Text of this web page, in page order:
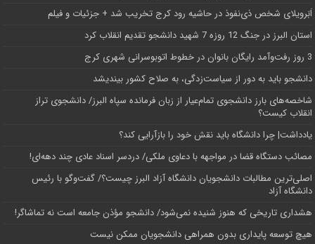
اَبَر‌ویلای شخص ذی‌نفوذ در حاشیه‌ رود کرج تخریب شد + جزئیات و فیلم
استان البرز در جنگ 12 روزه 7 شهید دانشجو تقدیم انقلاب کرد
3 روز رفت‌وآمد رایگان بانوان در خطوط اتوبوسرانی شهری کرج
دانشجو باید به دور از سیاست‌زدگی، به صلاح کشور بیندیشد
شاخصه‌های بارز دانشجوی تمام‌عیار از زبان فرمانده سپاه البرز/ دانشجوی تراز
انقلاب کیست؟
یادداشت| چرا دانشگاه باید نقش خود را بازآرایی کند؟
مصائب دستگاه قضا در مواجهه با دعاوی ملکی/ دردسر اسناد عادی چند‌ دهه‌ای!
اصلی‌ترین مطالبات دانشجویان دانشگاه آزاد البرز چیست؟/ گفت‌وگو با رئیس
دانشگاه آز‌اد
هشداری تاریخی که هنوز شنیده نمی‌شود/ دانشجو مؤذن جامعه است نه تماشاگر!
هیچ توسعه پایداری بدون همراهی دانشجویان ممکن نیست